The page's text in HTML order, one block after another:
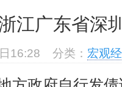
江广东省深
16:28 分类： 宏观